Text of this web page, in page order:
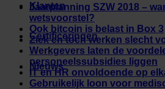
Klanten
Certificeringen
Nieuws
Jaarplanning SZW 2018 –
wetsvoorstel?
Ook bitcoin is belast in Box 3
Ziek en toch werken slecht
Werkgevers laten de
personeelssubsidies liggen
IT en HR onvoldoende op
Gebruikelijk loon voor